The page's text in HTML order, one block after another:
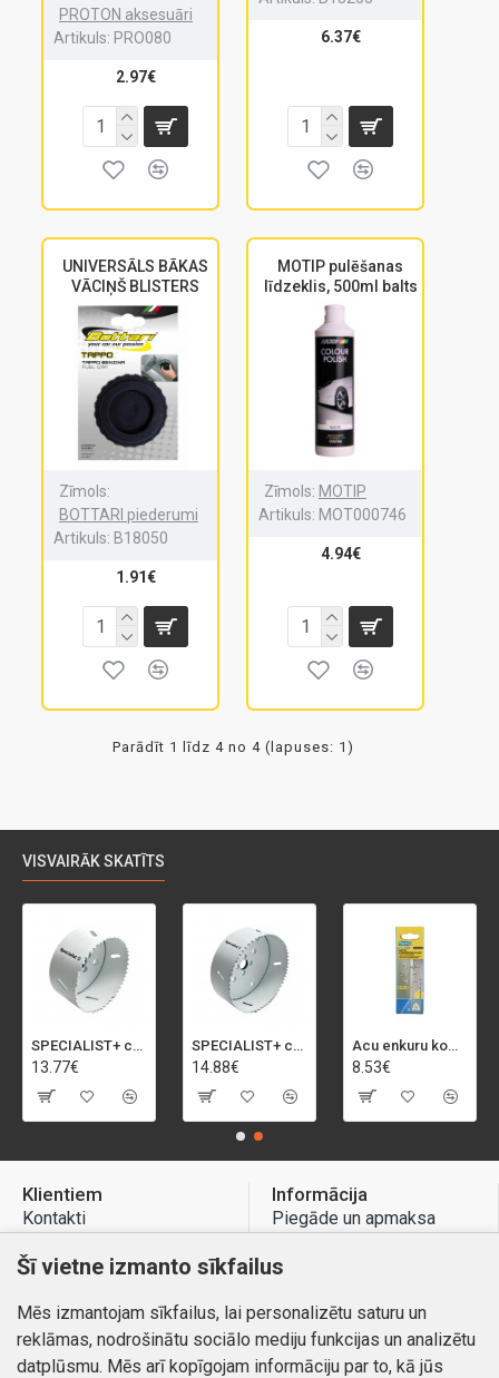
PROTON aksesuāri
Artikuls: PRO080
2.97€
6.37€
UNIVERSĀLS BĀKAS
VĀCIŅŠ BLISTERS
Zīmols:
BOTTARI piederumi
Artikuls: B18050
1.91€
MOTIP pulēšanas
līdzeklis, 500ml balts
Zīmols: MOTIP
Artikuls: MOT000746
4.94€
Parādīt 1 līdz 4 no 4 (lapuses: 1)
VISVAIRĀK SKATĪTS
SPECIALIST+ caurumu zāģis BI-METAL, 92 mm
13.77€
SPECIALIST+ caurumu zāģis BI-METAL, 98 mm
14.88€
Acu enkuru komplekts, 3-13 mm, Rapid, 12 gab.
8.53€
Klientiem
Kontakti
Preču atgriešana
Mans profils
Pasūtījumi
Informācija
Piegāde un apmaksa
Atteikuma tiesības
Kontakti
Šī vietne izmanto sīkfailus
Mēs izmantojam sīkfailus, lai personalizētu saturu un
reklāmas, nodrošinātu sociālo mediju funkcijas un analizētu
datplūsmu. Mēs arī kopīgojam informāciju par to, kā jūs